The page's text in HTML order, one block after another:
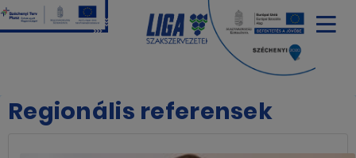
Regionális referensek